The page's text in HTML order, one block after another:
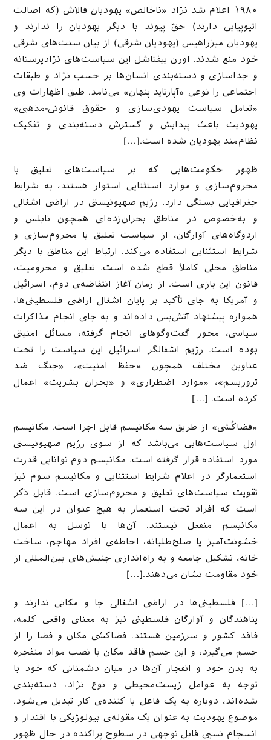
۱۹۸۰ اعلام شد نژاد «ناخالص» یهودیان فالاش (که اصالت
اتیوپیایی دارند) حقّ پیوند با دیگر یهودیان را ندارند و
یهودیان میزراهیس (یهودیان شرقی) از بیان سنت‌های شرقی
خود منع شدند. اورن ییفتاشل این سیاست‌های نژادپرستانه
و جداسازی و دسته‌بندی انسان‌ها بر حسب نژاد و طبقات
اجتماعی را نوعی «آپارتاید پنهان» می‌نامد. طبق اظهارات وی
«تعامل سیاست یهودی‌سازی و حقوق قانونی-مذهبی»
یهودیت باعث پیدایش و گسترش دسته‌بندی و تفکیک
نظام‌مند یهودیان شده است.[…]
ظهور حکومت‌هایی که بر سیاست‌های تعلیق یا
محروم‌سازی و موارد استثنایی استوار هستند، به شرایط
جغرافیایی بستگی دارد. رژیم صهیونیستی در اراضی اشغالی
و به‌خصوص در مناطق بحران‌زده‌ای همچون نابلس و
اردوگاه‌های آوارگان، از سیاست تعلیق یا محروم‌سازی و
شرایط استثنایی استفاده می‌کند. ارتباط این مناطق با دیگر
مناطق محلی کاملاً قطع شده است. تعلیق و محرومیت،
قانون این بازی است. از زمان آغاز انتفاضه‌ی دوم، اسرائیل
و آمریکا به جای تأکید بر پایان اشغال اراضی فلسطینی‌ها،
همواره پیشنهاد آتش‌بس داده‌اند و به جای انجام مذاکرات
سیاسی، محور گفت‌وگوهای انجام گرفته، مسائل امنیتی
بوده است. رژیم اشغالگر اسرائیل این سیاست را تحت
عناوین مختلف همچون «حفظ امنیت»، «جنگ ضد
تروریسم»، «موارد اضطراری» و «بحران بشریت» اعمال
کرده است. […]
«فضاکُشی» از طریق سه مکانیسم قابل اجرا است. مکانیسم
اول سیاست‌هایی می‌باشد که از سوی رژیم صهیونیستی
مورد استفاده قرار گرفته است. مکانیسم دوم توانایی قدرت
استعمارگر در اعلام شرایط استثنایی و مکانیسم سوم نیز
تقویت سیاست‌های تعلیق و محروم‌سازی است. قابل ذکر
است که افراد تحت استعمار به هیچ عنوان در این سه
مکانیسم منفعل نیستند. آن‌ها با توسل به اعمال
خشونت‌آمیز یا صلح‌طلبانه، احاطه‌ی افراد مهاجم، ساخت
خانه، تشکیل جامعه و به راه‌اندازی جنبش‌های بین‌المللی از
خود مقاومت نشان می‌دهند.[…]
[…] فلسطینی‌ها در اراضی اشغالی جا و مکانی ندارند و
پناهندگان و آوارگان فلسطینی نیز به معنای واقعی کلمه،
فاقد کشور و سرزمین هستند. فضاکشی مکان و فضا را از
جسم می‌گیرد، و این جسم فاقد مکان با نصب مواد منفجره
به بدن خود و انفجار آن‌ها در میان دشمنانی که خود با
توجه به عوامل زیست‌محیطی و نوع نژاد، دسته‌بندی
شده‌اند، دوباره به یک فاعل یا کننده‌ی کار تبدیل می‌شود.
موضوع یهودیت به عنوان یک مقوله‌ی بیولوژیکی با اقتدار و
انسجام نسبی قابل توجهی در سطوح پراکنده در حال ظهور